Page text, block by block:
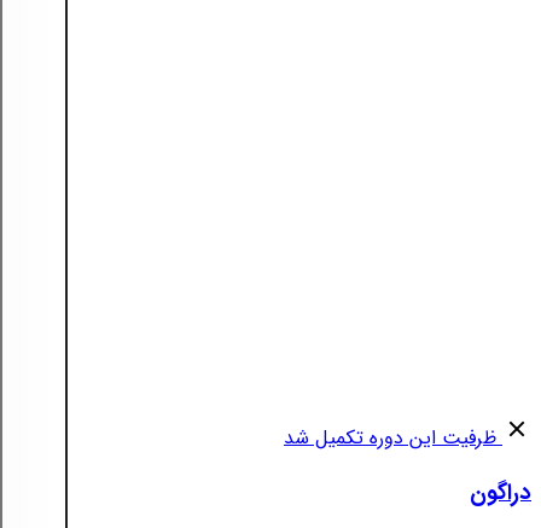
ظرفیت این دوره تکمیل شد
دراگون